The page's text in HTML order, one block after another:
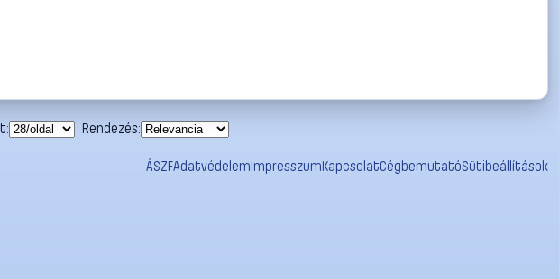
Rendezés:
ÁSZFAdatvédelemImpresszumKapcsolatCégbemutatóSütibeállítások